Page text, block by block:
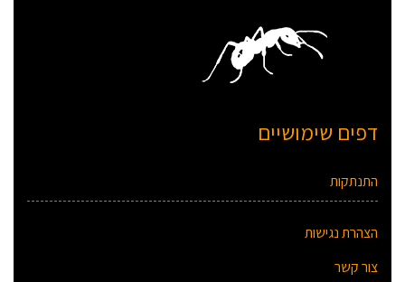
דפים שימושיים
התנתקות
הצהרת נגישות
צור קשר